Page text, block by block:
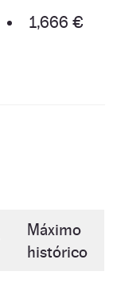
1,666 €
Máximo
histórico